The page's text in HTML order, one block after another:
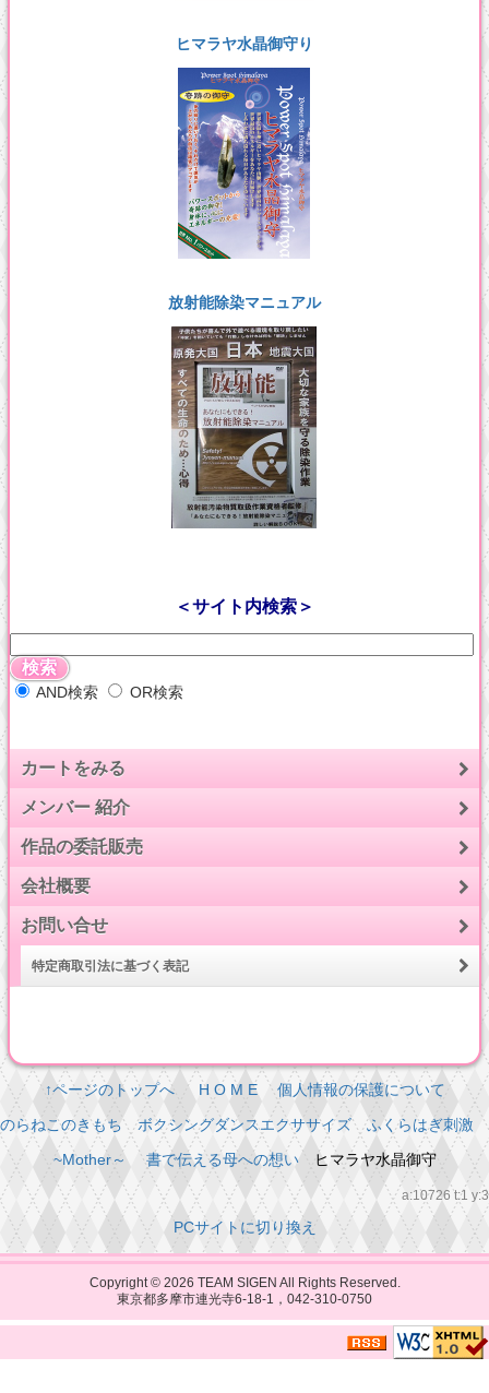
ヒマラヤ水晶御守り
放射能除染マニュアル
＜サイト内検索＞
AND検索 OR検索
カートをみる
メンバー 紹介
作品の委託販売
会社概要
お問い合せ
特定商取引法に基づく表記
↑ページのトップへ H O M E
個人情報の保護について
のらねこのきもち
ボクシングダンスエクササイズ
ふくらはぎ刺激
~Mother～ 書で伝える母への想いヒマラヤ水晶御守
a:10726 t:1 y:3
PCサイトに切り換え
Copyright © 2026 TEAM SIGEN All Rights Reserved.
東京都多摩市連光寺6-18-1，042-310-0750